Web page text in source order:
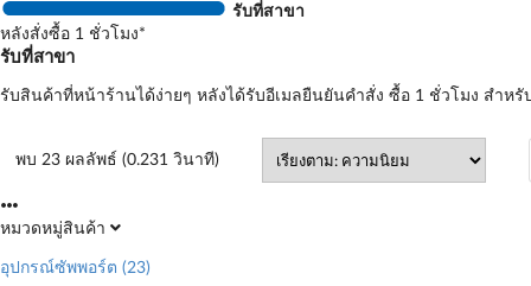
รับที่สาขา
หลังสั่งซื้อ 1 ชั่วโมง*
รับที่สาขา
รับสินค้าที่หน้าร้านได้ง่ายๆ หลังได้รับอีเมลยืนยันคำสั่ง ซื้อ 1 ชั่วโมง สำห
พบ 23 ผลลัพธ์ (0.231 วินาที)
หมวดหมู่สินค้า
อุปกรณ์ซัพพอร์ต (23)